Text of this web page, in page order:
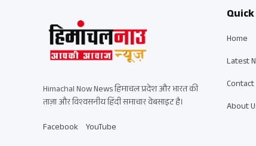
Himachal Now News हिमाचल प्रदेश और भारत की
ताज़ा और विश्वसनीय हिंदी समाचार वेबसाइट है।
Facebook YouTube
Home
Latest
Contact
About